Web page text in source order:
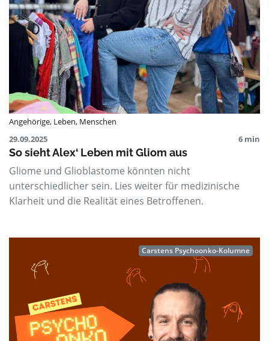
Angehörige, Leben, Menschen
29.09.2025
6 min
So sieht Alex‘ Leben mit Gliom aus
Gliome und Glioblastome könnten nicht
unterschiedlicher sein. Lies weiter für medizinische
Klarheit und die Realität eines Betroffenen.
Carstens Psychoonko-Kolumne